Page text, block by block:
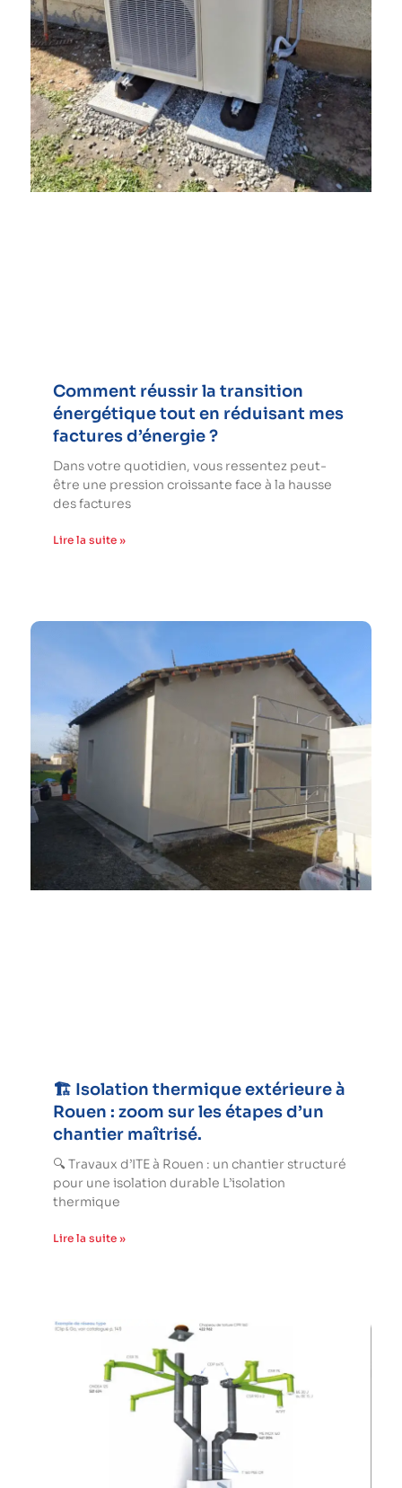
Comment réussir la transition
énergétique tout en réduisant mes
factures d’énergie ?
Dans votre quotidien, vous ressentez peut-
être une pression croissante face à la hausse
des factures
Lire la suite »
🏗️ Isolation thermique extérieure à
Rouen : zoom sur les étapes d’un
chantier maîtrisé.
🔍 Travaux d’ITE à Rouen : un chantier structuré
pour une isolation durable L’isolation
thermique
Lire la suite »